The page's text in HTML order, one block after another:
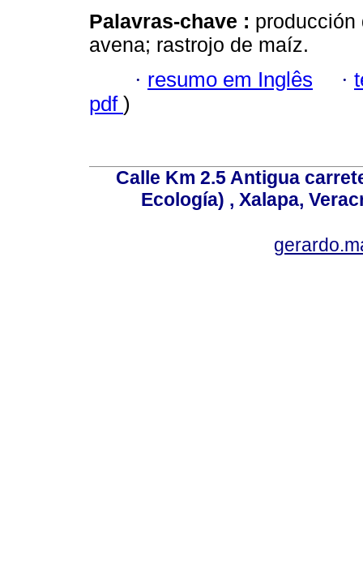
Palavras-chave : producción
avena; rastrojo de maíz.
· resumo em Inglês ·
pdf )
Calle Km 2.5 Antigua
Ecología) , Xalapa,